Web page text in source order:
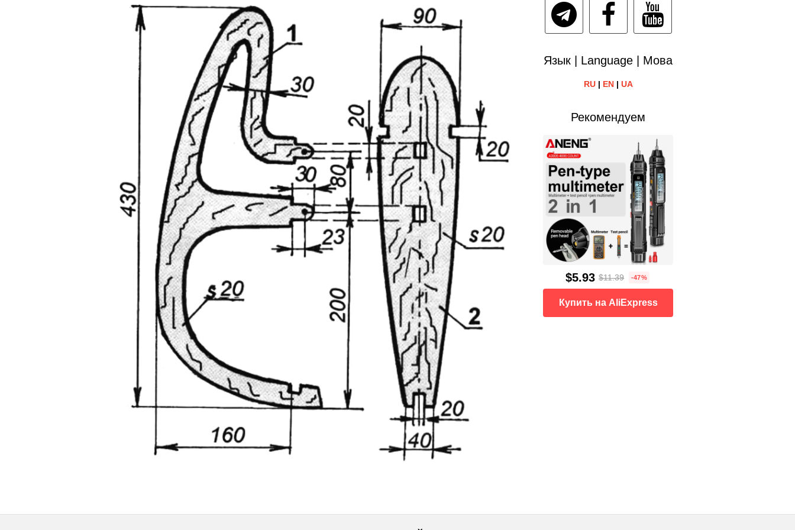
Язык | Language | Мова
RU| EN| UA
Рекомендуем
$5.93 $11.39 -47%
Купить на AliExpress